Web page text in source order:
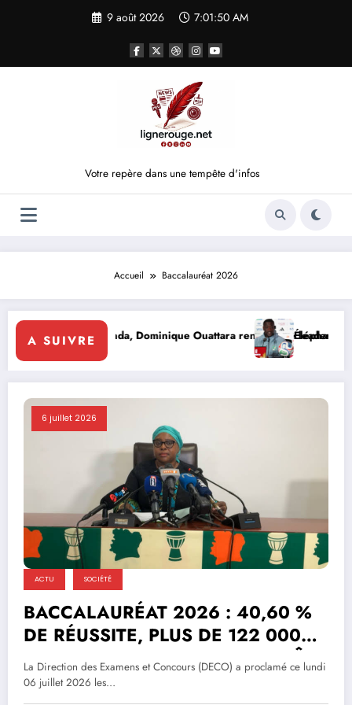
9 août 2026 7:01:50 AM
Votre repère dans une tempête d'infos
Accueil Baccalauréat 2026
A SUIVRE: À Luanda, Dominique Ouattara renforce le leadership
Éléphants : la
6 juillet 2026
ACTU SOCIÉTÉ
BACCALAURÉAT 2026 : 40,60 %
DE RÉUSSITE, PLUS DE 122 000
NOUVEAUX BACHELIERS EN CÔTE
D’IVOIRE !
La Direction des Examens et Concours (DECO) a proclamé ce lundi
06 juillet 2026 les…